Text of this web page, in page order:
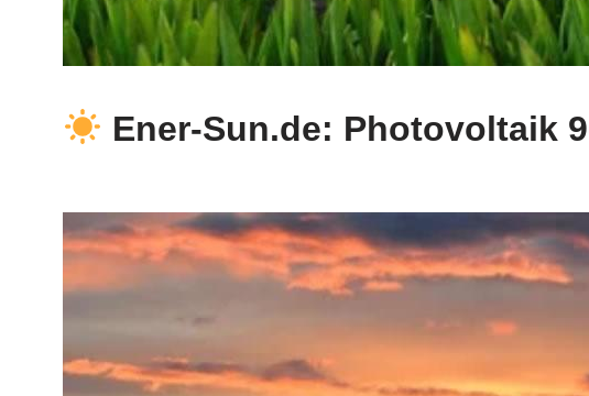
Ener-Sun.de: Photovoltaik